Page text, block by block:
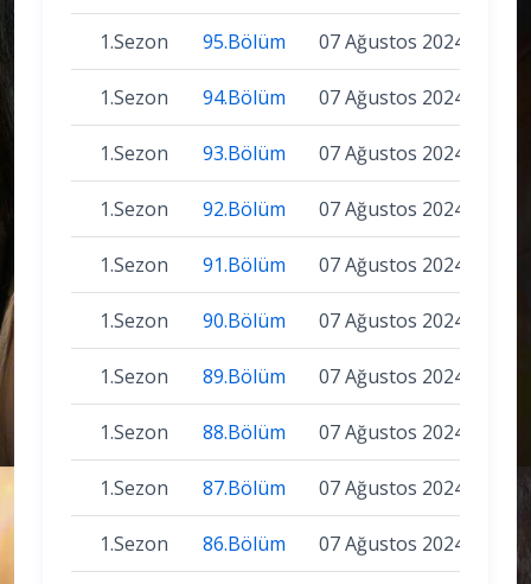
1.Sezon 95.Bölüm 07 Ağustos 2024
1.Sezon 94.Bölüm 07 Ağustos 2024
1.Sezon 93.Bölüm 07 Ağustos 2024
1.Sezon 92.Bölüm 07 Ağustos 2024
1.Sezon 91.Bölüm 07 Ağustos 2024
1.Sezon 90.Bölüm 07 Ağustos 2024
1.Sezon 89.Bölüm 07 Ağustos 2024
1.Sezon 88.Bölüm 07 Ağustos 2024
1.Sezon 87.Bölüm 07 Ağustos 2024
1.Sezon 86.Bölüm 07 Ağustos 2024